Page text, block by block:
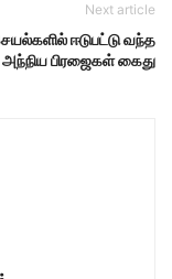
Next article
ஈடுபட்டு வந்த
அந்நிய பிரஜைகள் கைது